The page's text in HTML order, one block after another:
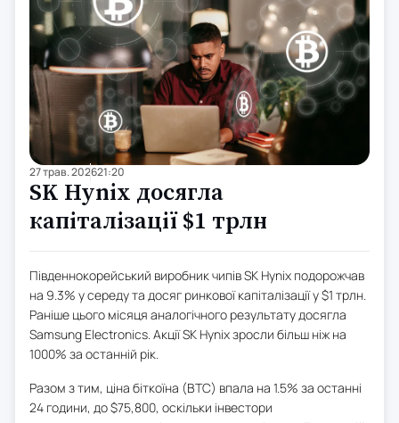
27 трав. 202621:20
SK Hynix досягла
капіталізації $1 трлн
Південнокорейський виробник чипів SK Hynix подорожчав
на 9.3% у середу та досяг ринкової капіталізації у $1 трлн.
Раніше цього місяця аналогічного результату досягла
Samsung Electronics. Акції SK Hynix зросли більш ніж на
1000% за останній рік.
Разом з тим, ціна біткоїна (BTC) впала на 1.5% за останні
24 години, до $75,800, оскільки інвестори